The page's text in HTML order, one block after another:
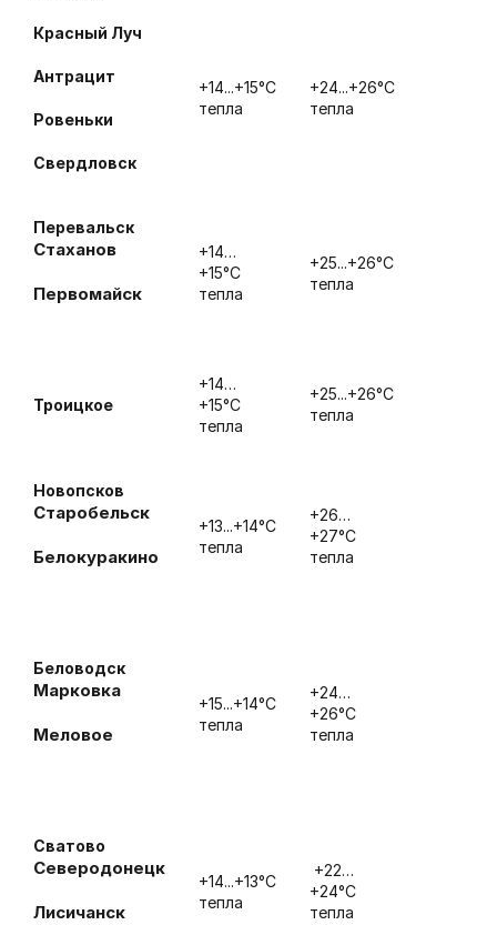
Красный Луч
+14...+15°С
тепла
+24...+26°С
тепла
Антрацит
Ровеньки
Свердловск
Перевальск
Стаханов
Первомайск
+14…
+15°С
тепла
+25...+26°С
тепла
Троицкое
+14…
+15°С
тепла
+25...+26°С
тепла
Новопсков
Старобельск
Белокуракино
+13...+14°С
тепла
+26…
+27°С
тепла
Беловодск
Марковка
Меловое
+15...+14°С
тепла
+24…
+26°С
тепла
Сватово
Северодонецк
Лисичанск
+14...+13°С
тепла
+22…
+24°С
тепла